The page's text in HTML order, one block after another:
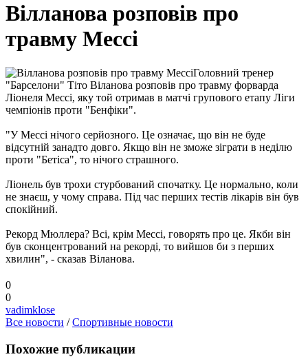
Вілланова розповів про
травму Мессі
Головний тренер
"Барселони" Тіто Віланова розповів про травму форварда
Ліонеля Мессі, яку той отримав в матчі групового етапу Ліги
чемпіонів проти "Бенфіки".
"У Мессі нічого серйозного. Це означає, що він не буде
відсутній занадто довго. Якщо він не зможе зіграти в неділю
проти "Бетіса", то нічого страшного.
Ліонель був трохи стурбований спочатку. Це нормально, коли
не знаєш, у чому справа. Під час перших тестів лікарів він був
спокійний.
Рекорд Мюллера? Всі, крім Мессі, говорять про це. Якби він
був сконцентрований на рекорді, то вийшов би з перших
хвилин", - сказав Віланова.
0
0
vadimklose
Все новости /Спортивные новости
Похожие публикации